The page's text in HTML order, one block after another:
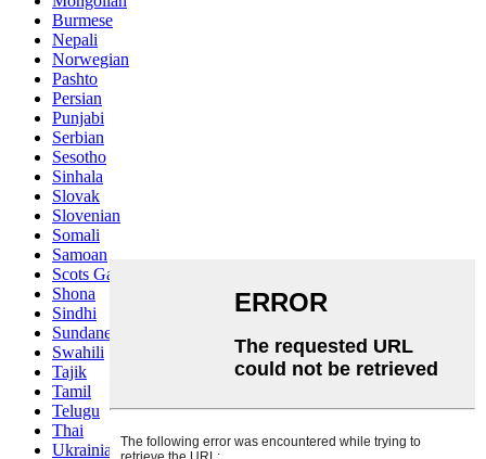
Burmese
Nepali
Norwegian
Pashto
Persian
Punjabi
Serbian
Sesotho
Sinhala
Slovak
Slovenian
Somali
Samoan
Scots Gaelic
Shona
Sindhi
Sundanese
Swahili
Tajik
Tamil
Telugu
Thai
Ukrainian